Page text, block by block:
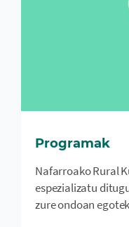
Programak
Nafarroako Rural
espezializatu
zure ondoan